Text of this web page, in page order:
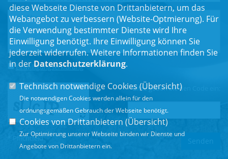
Einwilligungserklärung*
Bitte geben Sie den Code ein:
* Pflichtfeld
diese Webseite Dienste von Drittanbietern, um das
Webangebot zu verbessern (Website-Optmierung). Für
die Verwendung bestimmter Dienste wird Ihre
Einwilligung benötigt. Ihre Einwilligung können Sie
jederzeit widerrufen. Weitere Informationen finden Sie
in der Datenschutzerklärung.
Technisch notwendige Cookies (Übersicht)
Die notwendigen Cookies werden allein für den
ordnungsgemäßen Gebrauch der Webseite benötigt.
Cookies von Drittanbietern (Übersicht)
Zur Optimierung unserer Webseite binden wir Dienste und
Angebote von Drittanbietern ein.